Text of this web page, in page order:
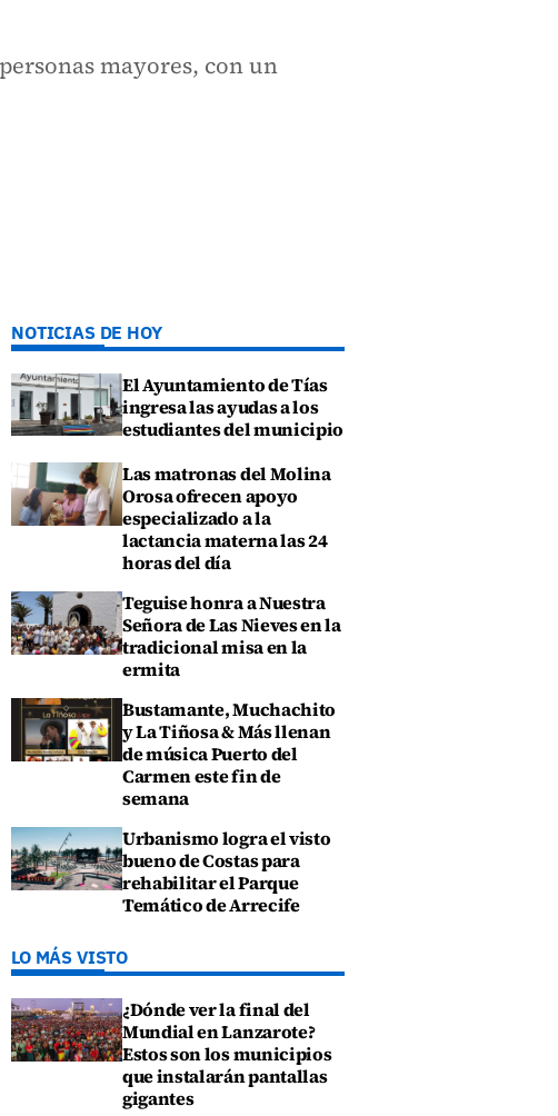
mayores, con un
NOTICIAS DE HOY
El Ayuntamiento de Tías
ingresa las ayudas a los
estudiantes del municipio
Las matronas del Molina
Orosa ofrecen apoyo
especializado a la
lactancia materna las 24
horas del día
Teguise honra a Nuestra
Señora de Las Nieves en la
tradicional misa en la
ermita
Bustamante, Muchachito
y La Tiñosa & Más llenan
de música Puerto del
Carmen este fin de
semana
Urbanismo logra el visto
bueno de Costas para
rehabilitar el Parque
Temático de Arrecife
LO MÁS VISTO
¿Dónde ver la final del
Mundial en Lanzarote?
Estos son los municipios
que instalarán pantallas
gigantes